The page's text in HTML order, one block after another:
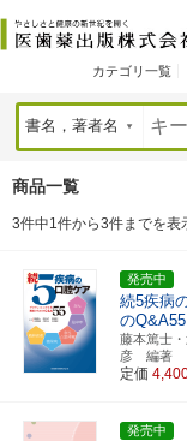
カテゴリ一覧
商品一覧
3件中1件から3件までを表
発売中
続5疾病
のQ&A55
藤本篤士
彦 編著
定価
発売中